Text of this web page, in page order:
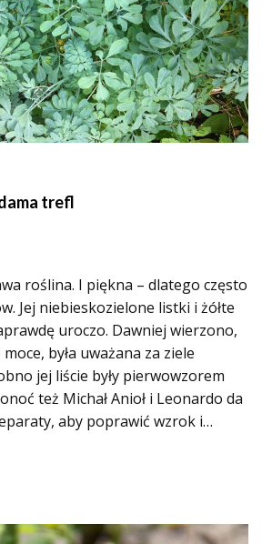
trefl
roślina. I piękna – dlatego często
Jej niebieskozielone listki i żółte
uroczo. Dawniej wierzono,
była uważana za ziele
jej liście były pierwowzorem
też Michał Anioł i Leonardo da
aby poprawić wzrok i…